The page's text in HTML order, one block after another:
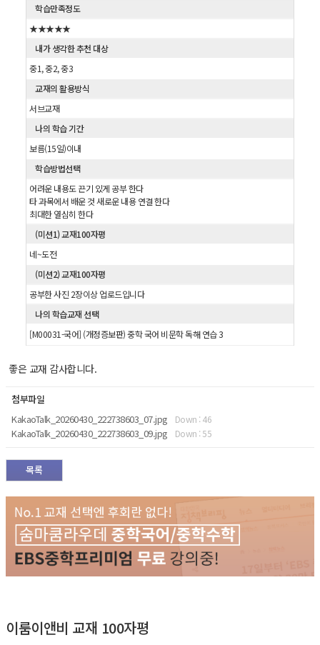
학습만족정도
★★★★★
내가 생각한 추천 대상
중1, 중2, 중3
교재의 활용방식
서브교재
나의 학습 기간
보름(15일)이내
학습방법선택
어려운 내용도 끈기 있게 공부 한다
타 과목에서 배운 것 새로운 내용 연결 한다
최대한 열심히 한다
(미션1) 교재100자평
네~도전
(미션2) 교재100자평
공부한 사진 2장이상 업로드입니다
나의 학습교재 선택
[M00031-국어] (개정증보판) 중학 국어 비문학 독해 연습 3
좋은 교재 감사합니다.
첨부파일
KakaoTalk_20260430_222738603_07.jpg
Down : 46
KakaoTalk_20260430_222738603_09.jpg Down : 55
목록
이룸이앤비 교재 100자평